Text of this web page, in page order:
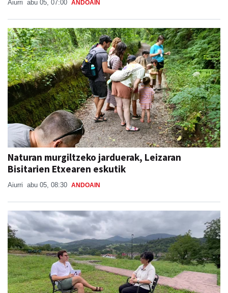
Aiurri abu 05, 07:00 ANDOAIN
Naturan murgiltzeko jarduerak, Leizaran
Bisitarien Etxearen eskutik
Aiurri abu 05, 08:30 ANDOAIN